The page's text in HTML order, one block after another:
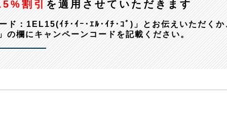
割引 を適用させていただきます
ド：1EL15(ｲﾁ･ｲｰ･ｴﾙ･ｲﾁ･ｺﾞ)」とお伝えいただくか
の欄にキャンペーンコードを記載ください。